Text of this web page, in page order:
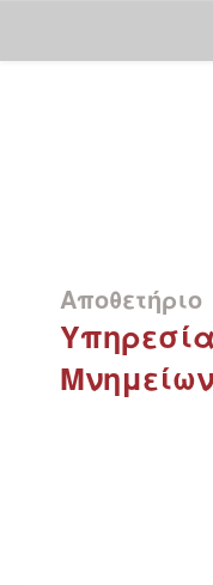
Αποθετήριο